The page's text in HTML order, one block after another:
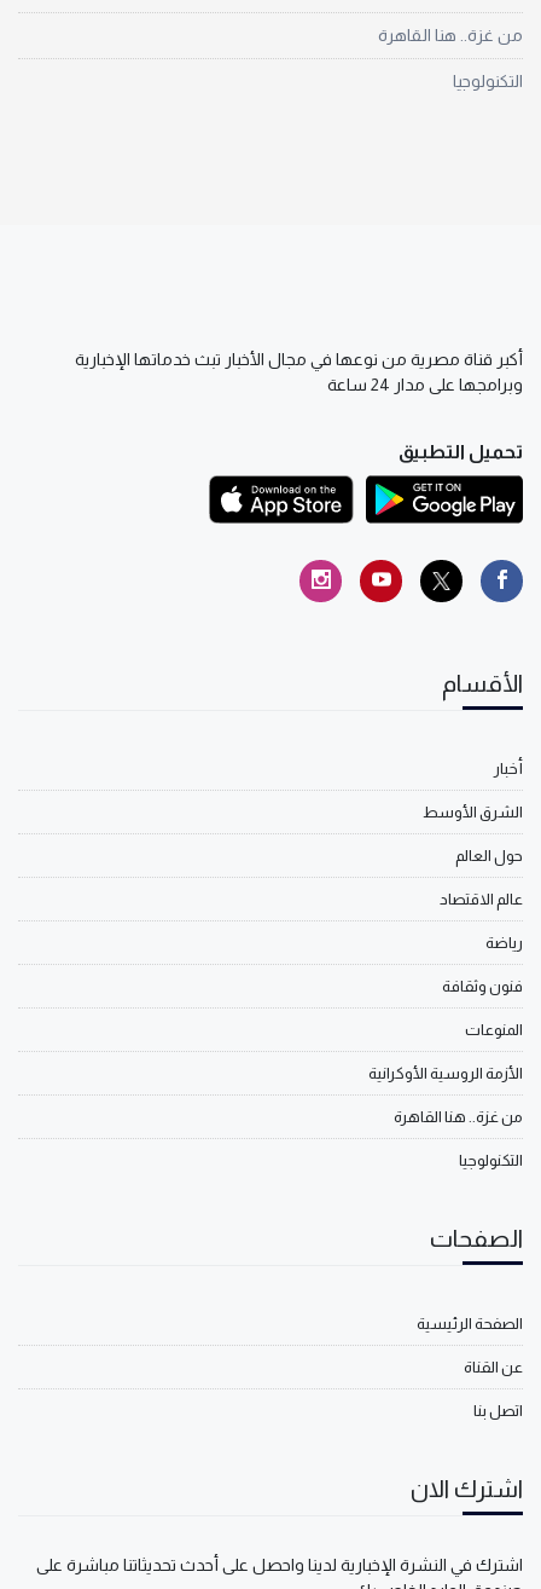
من غزة.. هنا القاهرة
التكنولوجيا
أكبر قناة مصرية من نوعها في مجال الأخبار تبث خدماتها الإخبارية
وبرامجها على مدار 24 ساعة
تحميل التطبيق
الأقسام
أخبار
الشرق الأوسط
حول العالم
عالم الاقتصاد
رياضة
فنون وثقافة
المنوعات
الأزمة الروسية الأوكرانية
من غزة.. هنا القاهرة
التكنولوجيا
الصفحات
الصفحة الرئيسية
عن القناة
اتصل بنا
اشترك الان
اشترك في النشرة الإخبارية لدينا واحصل على أحدث تحديثاتنا مباشرة على